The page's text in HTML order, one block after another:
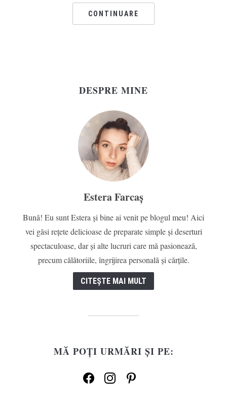
CONTINUARE
DESPRE MINE
Estera Farcaș
Bună! Eu sunt Estera și bine ai venit pe blogul meu! Aici
vei găsi rețete delicioase de preparate simple și deserturi
spectaculoase, dar și alte lucruri care mă pasionează,
precum călătoriile, îngrijirea personală și cărțile.
CITEȘTE MAI MULT
MĂ POȚI URMĂRI ȘI PE:
facebookinstagrampinterest